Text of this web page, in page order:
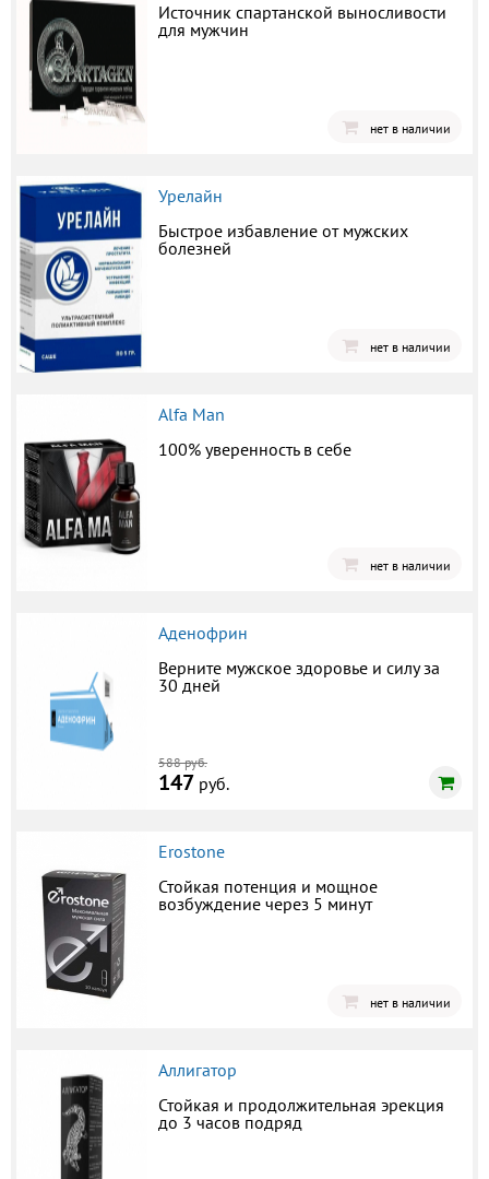
Источник спартанской выносливости
для мужчин
нет в наличии
Урелайн
Быстрое избавление от мужских
болезней
нет в наличии
Alfa Man
100% уверенность в себе
нет в наличии
Аденофрин
Верните мужское здоровье и силу за
30 дней
588 руб.
147 руб.
Erostone
Стойкая потенция и мощное
возбуждение через 5 минут
нет в наличии
Аллигатор
Стойкая и продолжительная эрекция
до 3 часов подряд